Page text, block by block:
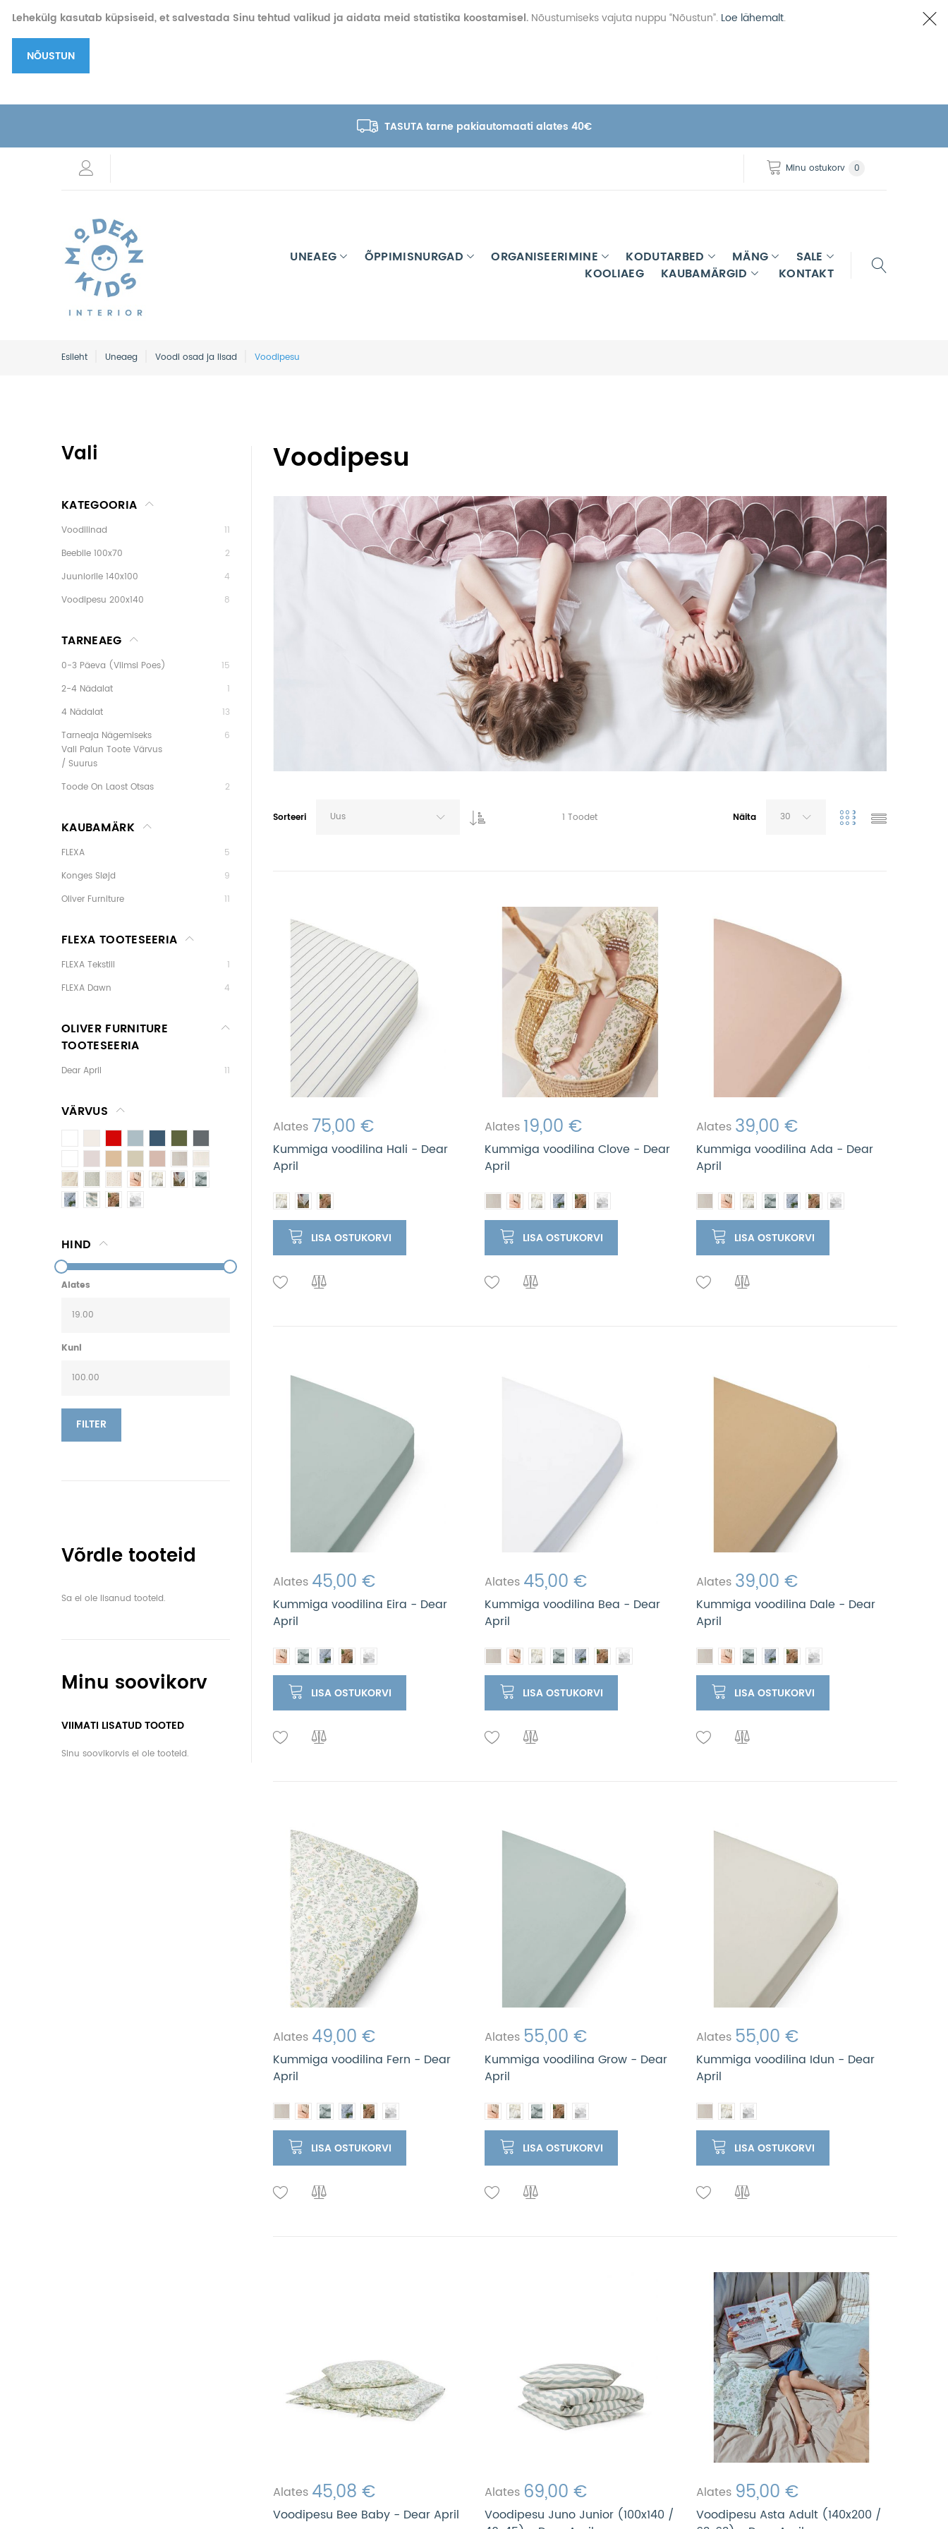
Lehekülg kasutab küpsiseid, et salvestada Sinu tehtud valikud ja aidata meid statistika koostamisel. Nõustumiseks vajuta nuppu “Nõustun”. Loe lähemalt.
NÕUSTUN
TASUTA tarne pakiautomaati alates 40€
Minu ostukorv 0
UNEAEG ÕPPIMISNURGAD ORGANISEERIMINE KODUTARBED MÄNG
SALE
KOOLIAEG
KAUBAMÄRGID KONTAKT
Esileht Uneaeg Voodi osad ja lisad Voodipesu
Voodipesu
Sorteeri Uus 1 Toodet Näita 30
Alates 75,00 €
Kummiga voodilina Hali - Dear
April
LISA OSTUKORVI
Alates 19,00 €
Kummiga voodilina Clove - Dear
April
LISA OSTUKORVI
Alates 39,00 €
Kummiga voodilina Ada - Dear
April
LISA OSTUKORVI
Alates 45,00 €
Kummiga voodilina Eira - Dear
April
LISA OSTUKORVI
Alates 45,00 €
Kummiga voodilina Bea - Dear
April
LISA OSTUKORVI
Alates 39,00 €
Kummiga voodilina Dale - Dear
April
LISA OSTUKORVI
Alates 49,00 €
Kummiga voodilina Fern - Dear
April
LISA OSTUKORVI
Alates 55,00 €
Kummiga voodilina Grow - Dear
April
LISA OSTUKORVI
Alates 55,00 €
Kummiga voodilina Idun - Dear
April
LISA OSTUKORVI
Alates 45,08 €
Voodipesu Bee Baby - Dear April
Alates 69,00 €
Voodipesu Juno Junior (100x140 /
Alates 95,00 €
Voodipesu Asta Adult (140x200 /
Vali
KATEGOORIA
Voodilinad
11
Beebile 100x70
2
Juuniorile 140x100
4
Voodipesu 200x140
8
TARNEAEG
0-3 Päeva (Viimsi Poes)
15
2-4 Nädalat
1
4 Nädalat
13
Tarneaja Nägemiseks
Vali Palun Toote Värvus
/ Suurus
6
Toode On Laost Otsas 2
KAUBAMÄRK
FLEXA
5
Konges Sløjd
9
Oliver Furniture
11
FLEXA TOOTESEERIA
FLEXA Tekstiil
1
FLEXA Dawn
4
OLIVER FURNITURE
TOOTESEERIA
Dear April 11
VÄRVUS
HIND
Alates
Kuni
FILTER
Võrdle tooteid
Sa ei ole lisanud tooteid.
Minu soovikorv
VIIMATI LISATUD TOOTED
Sinu soovikorvis ei ole tooteid.